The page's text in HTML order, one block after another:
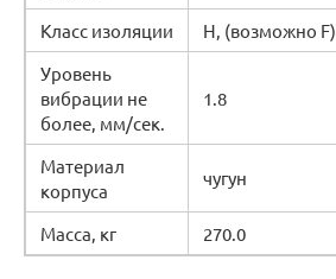
Класс изоляции
Н, (возможно F)
Уровень
вибрации не
более, мм/сек.
1.8
Материал
корпуса
чугун
Масса, кг 270.0